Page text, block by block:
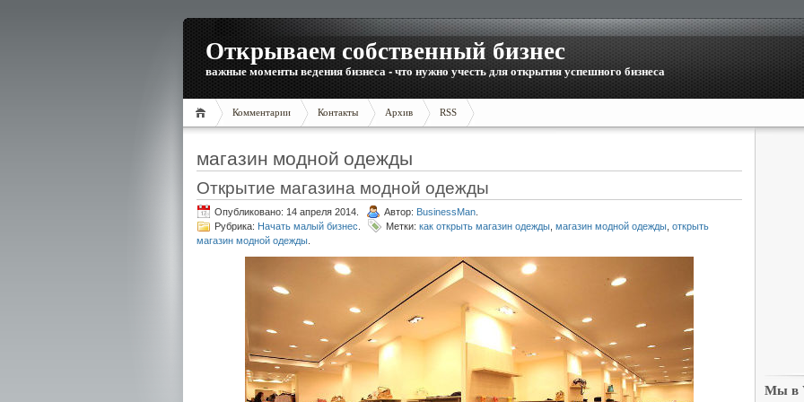
Открываем собственный бизнес
важные моменты ведения бизнеса - что нужно учесть для открытия успешного бизнеса
Комментарии Контакты Архив RSS
магазин модной одежды
Открытие магазина модной одежды
Опубликовано: 14 апреля 2014. Автор: BusinessMan
Рубрика: Начать малый бизнес Метки: как открыть магазин одежды магазин модной одежды открыть
магазин модной одежды
Мы в